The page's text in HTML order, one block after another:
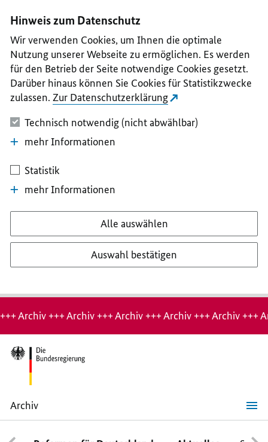
II
III
IV
V
Hinweis zum Datenschutz
Wir verwenden Cookies, um Ihnen die optimale
Nutzung unserer Webseite zu ermöglichen. Es werden
für den Betrieb der Seite notwendige Cookies gesetzt.
Darüber hinaus können Sie Cookies für Statistikzwecke
zulassen. Zur Datenschutzerklärung
Technisch notwendig (nicht abwählbar)
mehr Informationen
Statistik
mehr Informationen
Alle auswählen
Auswahl bestätigen
Hinweis:
Archiv-
Seite
+++ Archiv +++ Archiv +++ Archiv +++ Archiv +++ Archiv +++
Archiv
Rede
von